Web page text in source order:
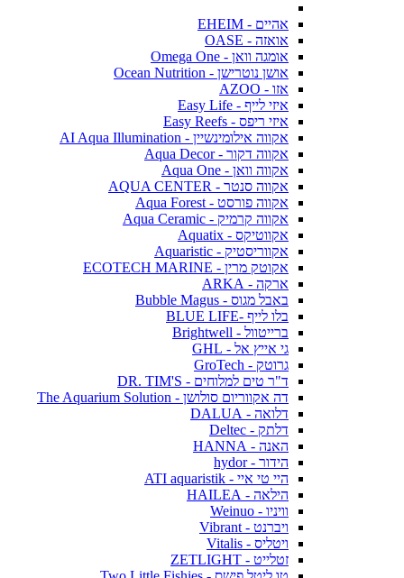
אהיים - EHEIM
אואזה - OASE
אומגה וואן - Omega One
אושן נוטרישן - Ocean Nutrition
אזו - AZOO
איזי לייף - Easy Life
איזי ריפס - Easy Reefs
אקווה אילומינשיין - AI Aqua Illumination
אקווה דקור - Aqua Decor
אקווה וואן - Aqua One
אקווה סנטר - AQUA CENTER
אקווה פורסט - Aqua Forest
אקווה קרמיק - Aqua Ceramic
אקווטיקס - Aquatix
אקווריסטיק - Aquaristic
אקוטק מרין - ECOTECH MARINE
ארקה - ARKA
באבל מגוס - Bubble Magus
בלו לייף -BLUE LIFE
ברייטוול - Brightwell
גי אייץ אל - GHL
גרוטק - GroTech
ד"ר טים למלוחים - DR. TIM'S
דה אקווריום סולושן - The Aquarium Solution
דלואה - DALUA
דלתק - Deltec
האנה - HANNA
הידור - hydor
היי טי איי - ATI aquaristik
הילאה - HAILEA
וויניו - Weinuo
ויברנט - Vibrant
ויטליס - Vitalis
זטלייט - ZETLIGHT